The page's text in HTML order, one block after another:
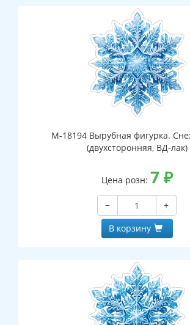
М-18194 Вырубная фигурка.
(двухсторонняя, ВД-лак)
Цена розн: 7 ₽
−
+
В корзину